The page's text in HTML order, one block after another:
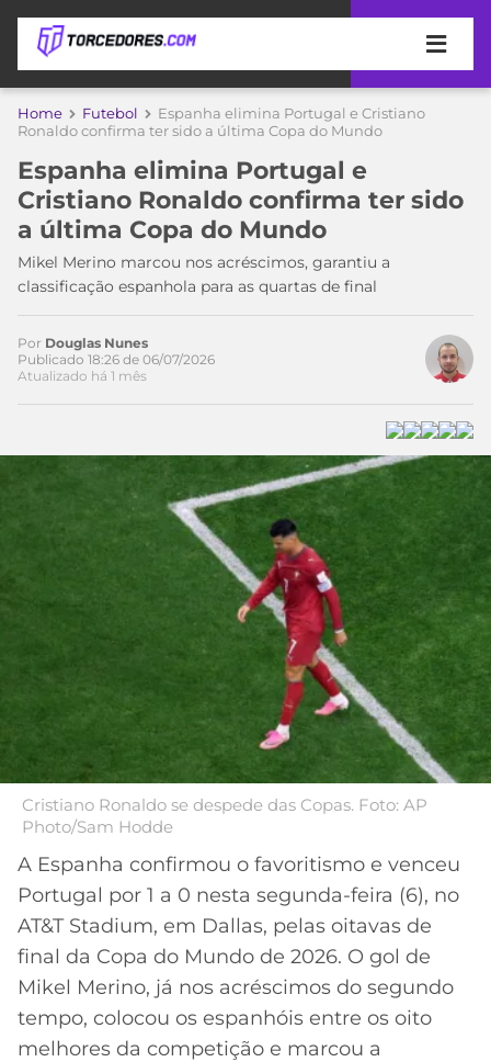
APOSTAS
DE
APOSTA
MELHORES
SITES
DE
APOSTAS
2026
BETBOOM
CÓDIGO
DE
INDICAÇÃO
BET365
MELHORES
APPS
APOSTAS
CASSINOS
ONLINE
MELHORES
CASSINOS
ONLINE
2026
COPA
DO
MUNDO
TIMES
MEU
TIME
PALMEIRAS
CORINTHIANS
FLAMENGO
BOTAFOGO
VASCO
INTERNACIONAL
GRÊMIO
CAMPEONATOS
SÉRIE
LIBERTADORES
DO
PREMIER
LEAGUE
COPA
SUL-
AMERICANA
LIGA
DOS
CAMPEÕES
LALIGA
ESPORTIVA
MERCADO
PALPITES
Home Futebol
Espanha elimina Portugal e Cristiano
Ronaldo confirma ter sido a última Copa do Mundo
Espanha elimina Portugal e
Cristiano Ronaldo confirma ter sido
a última Copa do Mundo
Mikel Merino marcou nos acréscimos, garantiu a
classificação espanhola para as quartas de final
Por Douglas Nunes
Publicado 18:26 de 06/07/2026
Atualizado há 1 mês
Cristiano Ronaldo se despede das Copas. Foto: AP
Photo/Sam Hodde
A Espanha confirmou o favoritismo e venceu
Portugal por 1 a 0 nesta segunda-feira (6), no
AT&T Stadium, em Dallas, pelas oitavas de
final da Copa do Mundo de 2026. O gol de
Mikel Merino, já nos acréscimos do segundo
tempo, colocou os espanhóis entre os oito
melhores da competição e marcou a